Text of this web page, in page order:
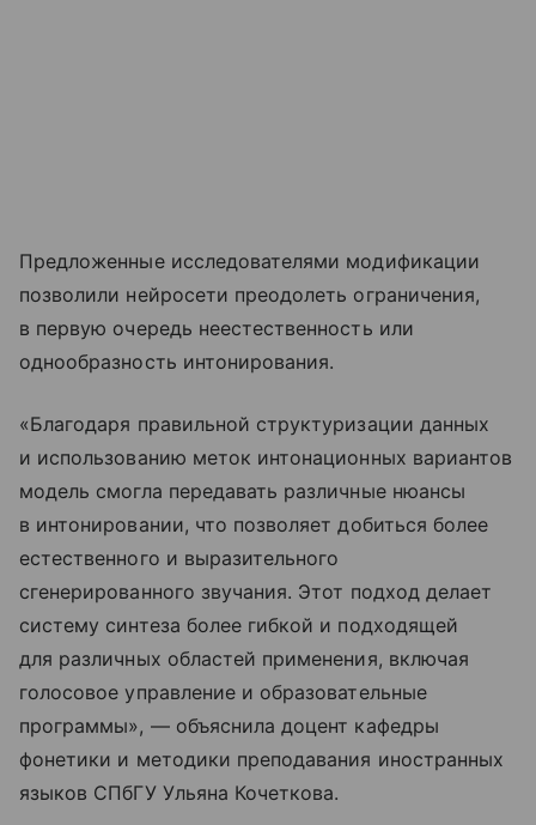
Предложенные исследователями модификации
позволили нейросети преодолеть ограничения,
в первую очередь неестественность или
однообразность интонирования.
«Благодаря правильной структуризации данных
и использованию меток интонационных вариантов
модель смогла передавать различные нюансы
в интонировании, что позволяет добиться более
естественного и выразительного
сгенерированного звучания. Этот подход делает
систему синтеза более гибкой и подходящей
для различных областей применения, включая
голосовое управление и образовательные
программы», — объяснила доцент кафедры
фонетики и методики преподавания иностранных
языков СПбГУ Ульяна Кочеткова.